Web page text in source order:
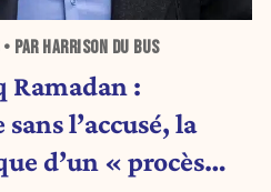
• PAR HARRISON DU BUS
Ramadan :
sans l’accusé, la
d’un « procès